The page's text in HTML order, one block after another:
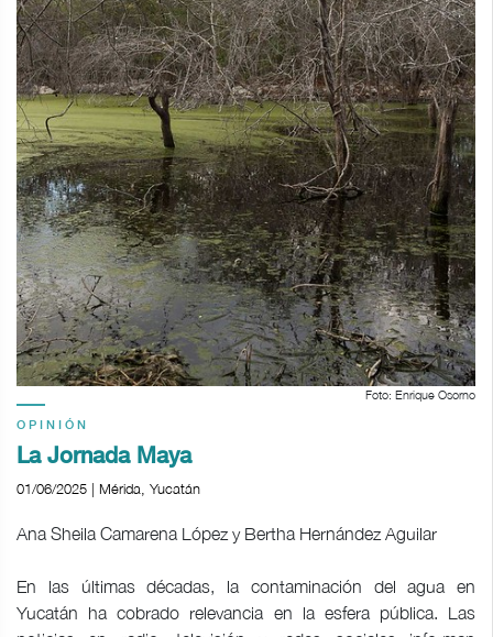
Foto: Enrique Osorno
OPINIÓN
La Jornada Maya
01/06/2025 | Mérida, Yucatán
Ana Sheila Camarena López y Bertha Hernández Aguilar
En las últimas décadas, la contaminación del agua en
Yucatán ha cobrado relevancia en la esfera pública. Las